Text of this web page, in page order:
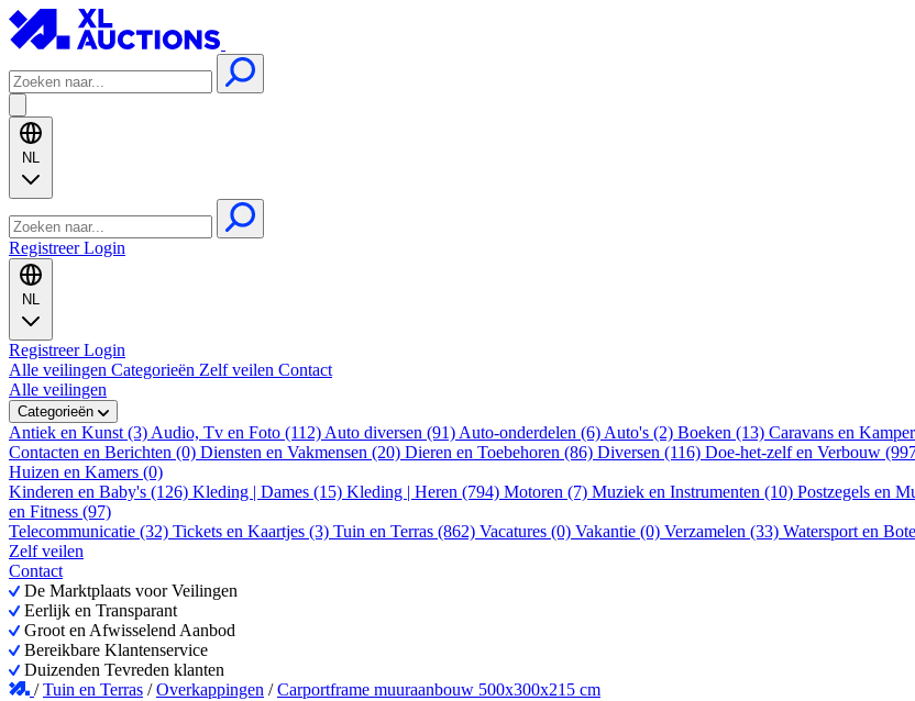
NL
RegistreerLogin
NL
RegistreerLogin
Alle veilingen Categorieën Zelf veilen Contact
Alle veilingen
Categorieën
Antiek en Kunst (3) Audio, Tv en Foto (112) Auto diversen (91) Auto-onderdelen (6) Auto's (2) Boeken (13) Caravans en
Contacten en Berichten (0) Diensten en Vakmensen (20) Dieren en Toebehoren (86) Diversen (116) Doe-het-zelf en Verbouw
Huizen en Kamers (0)
Kinderen en Baby's (126) Kleding | Dames (15) Kleding | Heren (794) Motoren (7) Muziek en Instrumenten (10) Postzegels en
en Fitness (97)
Telecommunicatie (32) Tickets en Kaartjes (3) Tuin en Terras (862) Vacatures (0) Vakantie (0) Verzamelen (33) Watersport en
Zelf veilen
Contact
De Marktplaats voor Veilingen
Eerlijk en Transparant
Groot en Afwisselend Aanbod
Bereikbare Klantenservice
Duizenden Tevreden klanten
/Tuin en Terras /Overkappingen /Carportframe muuraanbouw 500x300x215 cm